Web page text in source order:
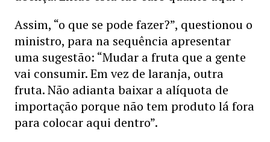
Assim, “o que se pode fazer?”, questionou o
ministro, para na sequência apresentar
uma sugestão: “Mudar a fruta que a gente
vai consumir. Em vez de laranja, outra
fruta. Não adianta baixar a alíquota de
importação porque não tem produto lá fora
para colocar aqui dentro”.